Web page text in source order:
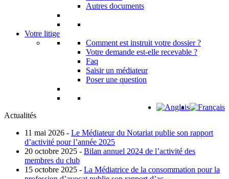
Autres documents
Votre litige
Comment est instruit votre dossier ?
Votre demande est-elle recevable ?
Faq
Saisir un médiateur
Poser une question
Actualités
11 mai 2026 - Le Médiateur du Notariat publie son rapport
d’activité pour l’année 2025
20 octobre 2025 - Bilan annuel 2024 de l’activité des
membres du club
15 octobre 2025 - La Médiatrice de la consommation pour la